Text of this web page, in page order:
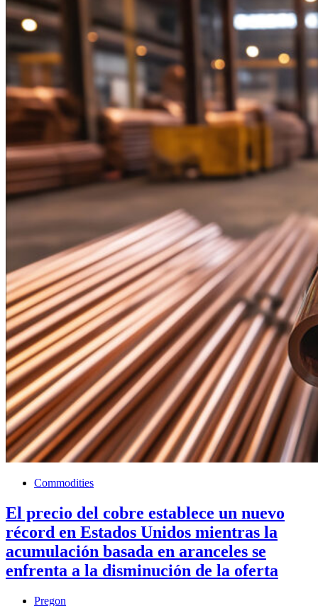
Commodities
El precio del cobre establece un nuevo
récord en Estados Unidos mientras la
acumulación basada en aranceles se
enfrenta a la disminución de la oferta
Pregon